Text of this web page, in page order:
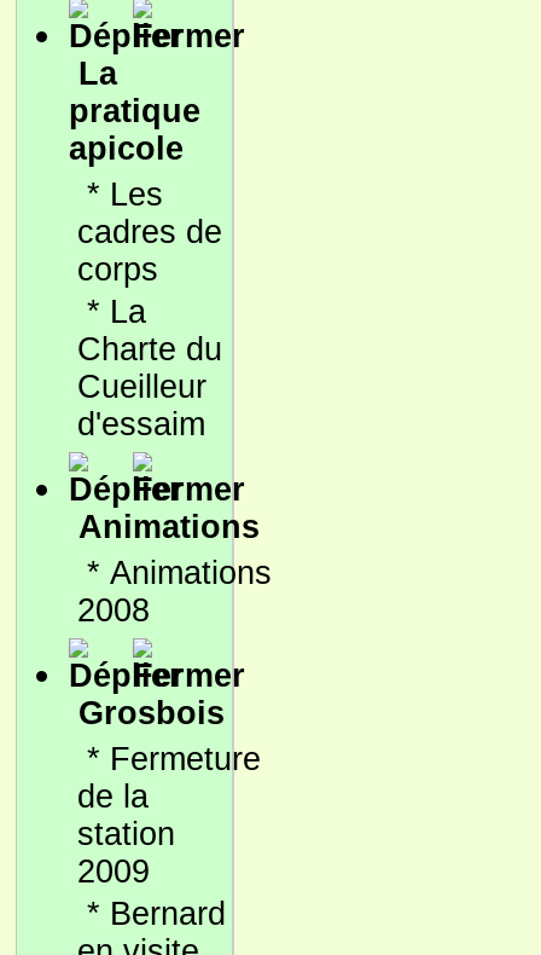
La
pratique
apicole
* Les
cadres de
corps
* La
Charte du
Cueilleur
d'essaim
Animations
* Animations
2008
Grosbois
* Fermeture
de la
station
2009
* Bernard